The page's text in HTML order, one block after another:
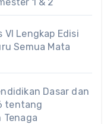
VI Lengkap Edisi
Semua Mata
Dasar dan
tentang